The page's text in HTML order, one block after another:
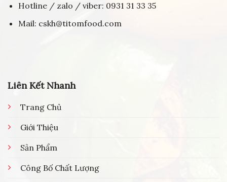
Hotline / zalo / viber: 0931 31 33 35
Mail: cskh@titomfood.com
Liên Kết Nhanh
Trang Chủ
Giới Thiệu
Sản Phẩm
Công Bố Chất Lượng